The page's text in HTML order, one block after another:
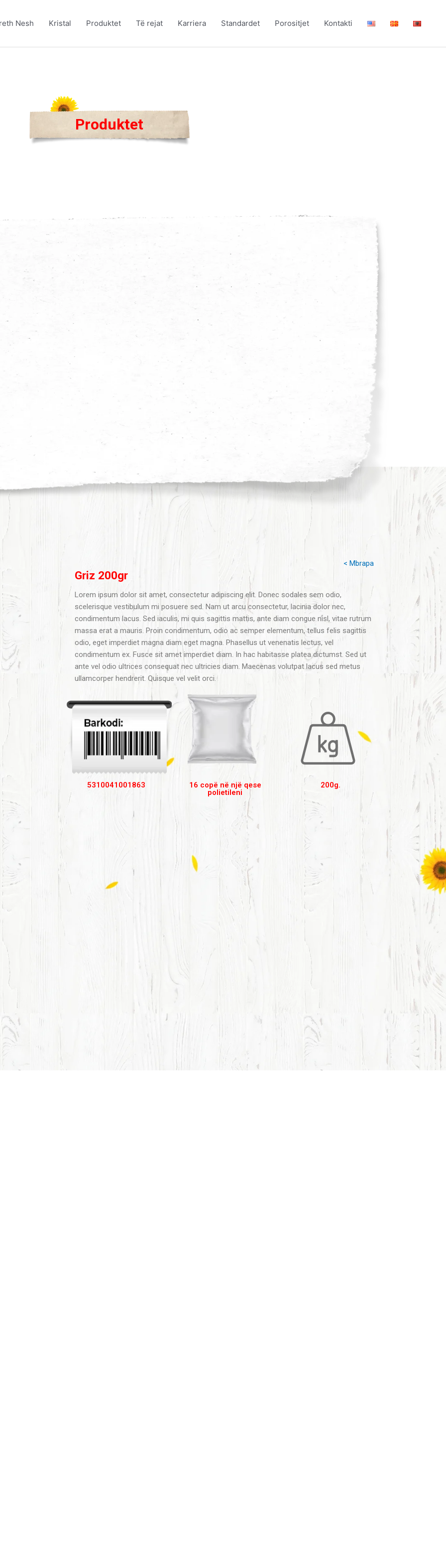
Nesh Kristal Produktet Të rejat Karriera Standardet Porositjet Kontakti
Produktet
< Mbrapa
Griz 200gr
Lorem ipsum dolor sit amet, consectetur adipiscing elit. Donec sodales sem odio,
scelerisque vestibulum mi posuere sed. Nam ut arcu consectetur, lacinia dolor nec,
condimentum lacus. Sed iaculis, mi quis sagittis mattis, ante diam congue nisl, vitae rutrum
massa erat a mauris. Proin condimentum, odio ac semper elementum, tellus felis sagittis
odio, eget imperdiet magna diam eget magna. Phasellus ut venenatis lectus, vel
condimentum ex. Fusce sit amet imperdiet diam. In hac habitasse platea dictumst. Sed ut
ante vel odio ultrices consequat nec ultricies diam. Maecenas volutpat lacus sed metus
ullamcorper hendrerit. Quisque vel velit orci.
5310041001863
16 copë në një qese
polietileni
200g.